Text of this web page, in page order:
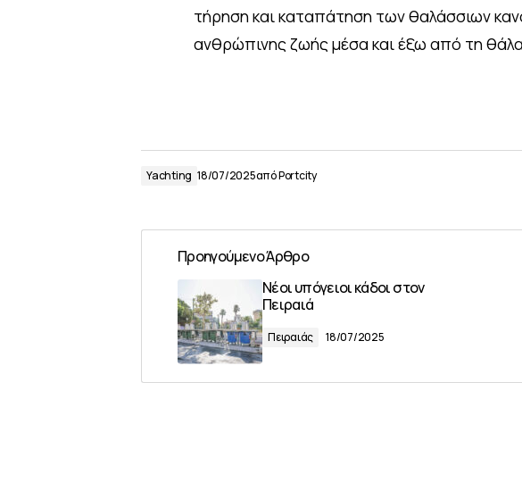
τήρηση και καταπάτηση των θαλάσσιων
ανθρώπινης ζωής μέσα και έξω από τη
Yachting 18/07/2025απόPortcity
Προηγούμενο Άρθρο
Νέοι υπόγειοι κάδοι στον
Πειραιά
Πειραιάς 18/07/2025